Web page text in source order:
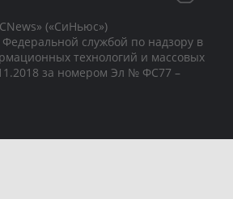
(«СиНьюс»)
службой по надзору в
технологий и массовых
за номером Эл № ФС77 –